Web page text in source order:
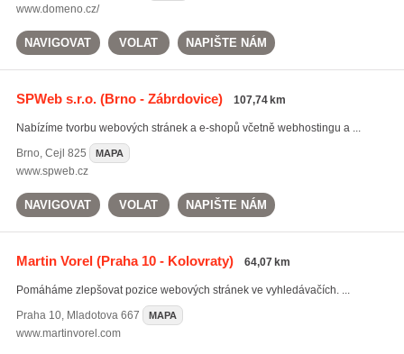
www.domeno.cz/
NAVIGOVAT VOLAT NAPIŠTE NÁM
SPWeb s.r.o.(Brno - Zábrdovice) 107,74 km
Nabízíme tvorbu webových stránek a e-shopů včetně webhostingu a ...
Brno, Cejl 825 MAPA
www.spweb.cz
NAVIGOVAT VOLAT NAPIŠTE NÁM
Martin Vorel(Praha 10 - Kolovraty) 64,07 km
Pomáháme zlepšovat pozice webových stránek ve vyhledávačích. ...
Praha 10, Mladotova 667 MAPA
www.martinvorel.com